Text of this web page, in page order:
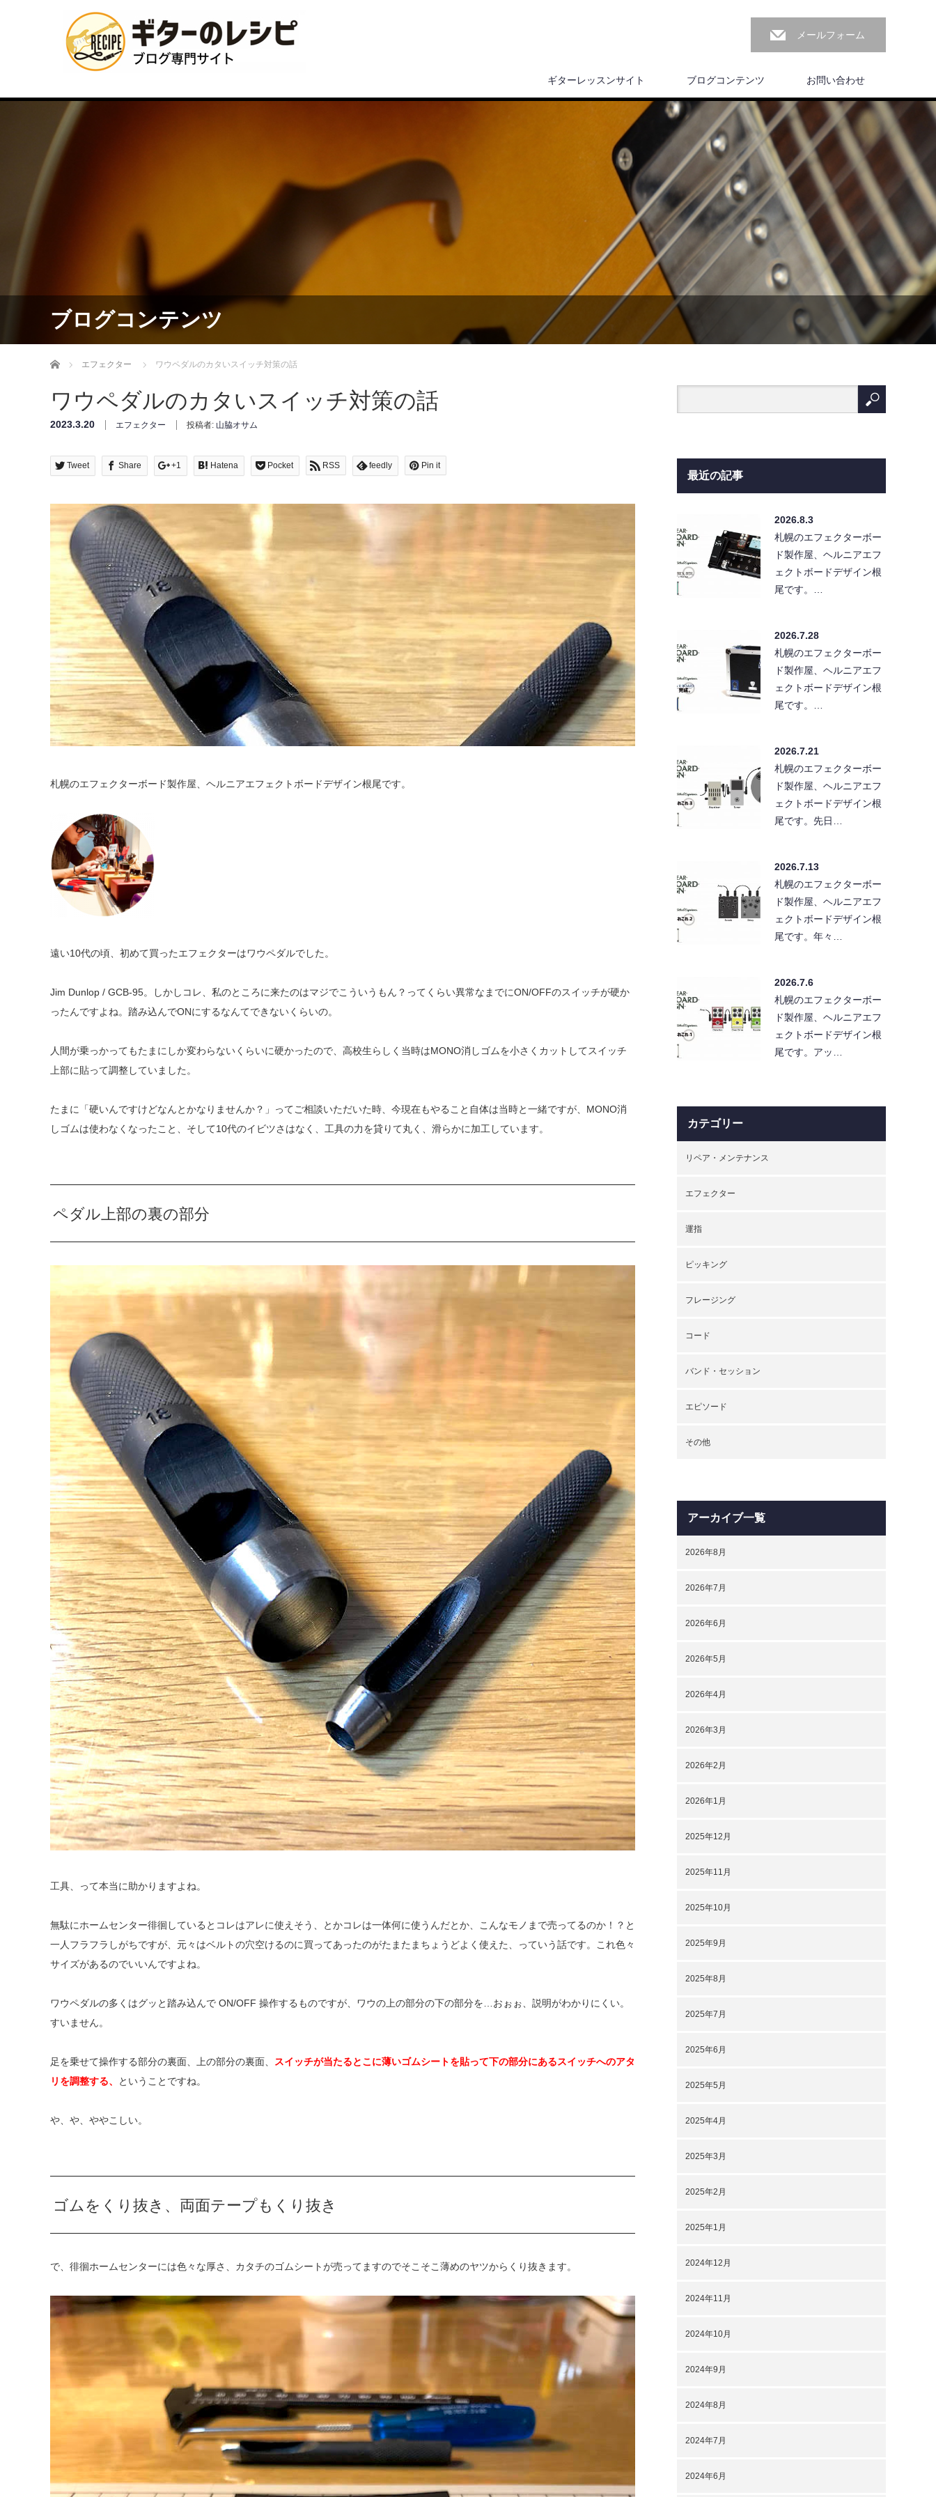
メールフォーム
ギターレッスンサイト ブログコンテンツ お問い合わせ
ブログコンテンツ
Home エフェクター ワウペダルのカタいスイッチ対策の話
ワウペダルのカタいスイッチ対策の話
2023.3.20 エフェクター 投稿者: 山脇オサム
Tweet Share +1 Hatena Pocket RSS feedly Pin it
札幌のエフェクターボード製作屋、ヘルニアエフェクトボードデザイン根尾です。
遠い10代の頃、初めて買ったエフェクターはワウペダルでした。
Jim Dunlop / GCB-95。しかしコレ、私のところに来たのはマジでこういうもん？ってくらい異常なまでにON/OFFのスイッチが硬か
ったんですよね。踏み込んでONにするなんてできないくらいの。
人間が乗っかってもたまにしか変わらないくらいに硬かったので、高校生らしく当時はMONO消しゴムを小さくカットしてスイッチ
上部に貼って調整していました。
たまに「硬いんですけどなんとかなりませんか？」ってご相談いただいた時、今現在もやること自体は当時と一緒ですが、MONO消
しゴムは使わなくなったこと、そして10代のイビツさはなく、工具の力を貸りて丸く、滑らかに加工しています。
ペダル上部の裏の部分
工具、って本当に助かりますよね。
無駄にホームセンター徘徊しているとコレはアレに使えそう、とかコレは一体何に使うんだとか、こんなモノまで売ってるのか！？と
一人フラフラしがちですが、元々はベルトの穴空けるのに買ってあったのがたまたまちょうどよく使えた、っていう話です。これ色々
サイズがあるのでいいんですよね。
ワウペダルの多くはグッと踏み込んで ON/OFF 操作するものですが、ワウの上の部分の下の部分を…おぉぉ、説明がわかりにくい。
すいません。
足を乗せて操作する部分の裏面、上の部分の裏面、
スイッチが当たるとこに薄いゴムシートを貼って下の部分にあるスイッチへのアタ
リを調整する、
ということですね。
や、や、ややこしい。
ゴムをくり抜き、両面テープもくり抜き
で、徘徊ホームセンターには色々な厚さ、カタチのゴムシートが売ってますのでそこそこ薄めのヤツからくり抜きます。
最近の記事
2026.8.3
札幌のエフェクターボー
ド製作屋、ヘルニアエフ
ェクトボードデザイン根
尾です。…
2026.7.28
札幌のエフェクターボー
ド製作屋、ヘルニアエフ
ェクトボードデザイン根
尾です。…
2026.7.21
札幌のエフェクターボー
ド製作屋、ヘルニアエフ
ェクトボードデザイン根
尾です。先日…
2026.7.13
札幌のエフェクターボー
ド製作屋、ヘルニアエフ
ェクトボードデザイン根
尾です。年々…
2026.7.6
札幌のエフェクターボー
ド製作屋、ヘルニアエフ
ェクトボードデザイン根
尾です。アッ…
カテゴリー
リペア・メンテナンス
エフェクター
運指
ピッキング
フレージング
コード
バンド・セッション
エピソード
その他
アーカイブ一覧
2026年8月
2026年7月
2026年6月
2026年5月
2026年4月
2026年3月
2026年2月
2026年1月
2025年12月
2025年11月
2025年10月
2025年9月
2025年8月
2025年7月
2025年6月
2025年5月
2025年4月
2025年3月
2025年2月
2025年1月
2024年12月
2024年11月
2024年10月
2024年9月
2024年8月
2024年7月
2024年6月